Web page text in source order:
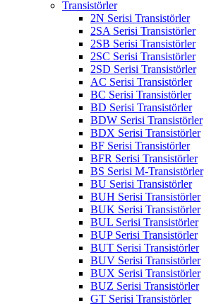
Transistörler
2N Serisi Transistörler
2SA Serisi Transistörler
2SB Serisi Transistörler
2SC Serisi Transistörler
2SD Serisi Transistörler
AC Serisi Transistörler
BC Serisi Transistörler
BD Serisi Transistörler
BDW Serisi Transistörler
BDX Serisi Transistörler
BF Serisi Transistörler
BFR Serisi Transistörler
BS Serisi M-Transistörler
BU Serisi Transistörler
BUH Serisi Transistörler
BUK Serisi Transistörler
BUL Serisi Transistörler
BUP Serisi Transistörler
BUT Serisi Transistörler
BUV Serisi Transistörler
BUX Serisi Transistörler
BUZ Serisi Transistörler
GT Serisi Transistörler